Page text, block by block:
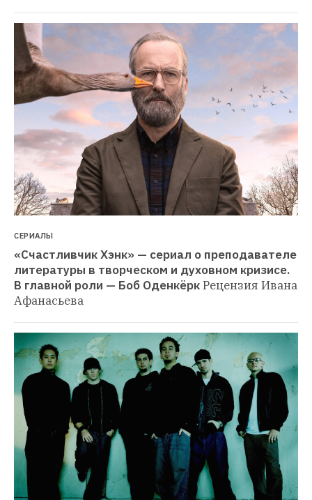
СЕРИАЛЫ
«Счастливчик Хэнк» — сериал о преподавателе
литературы в творческом и духовном кризисе.
В главной роли — Боб ОденкёркРецензия Ивана
Афанасьева